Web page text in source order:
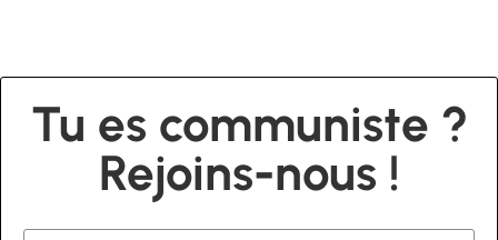
Tu es communiste ?
Rejoins-nous !